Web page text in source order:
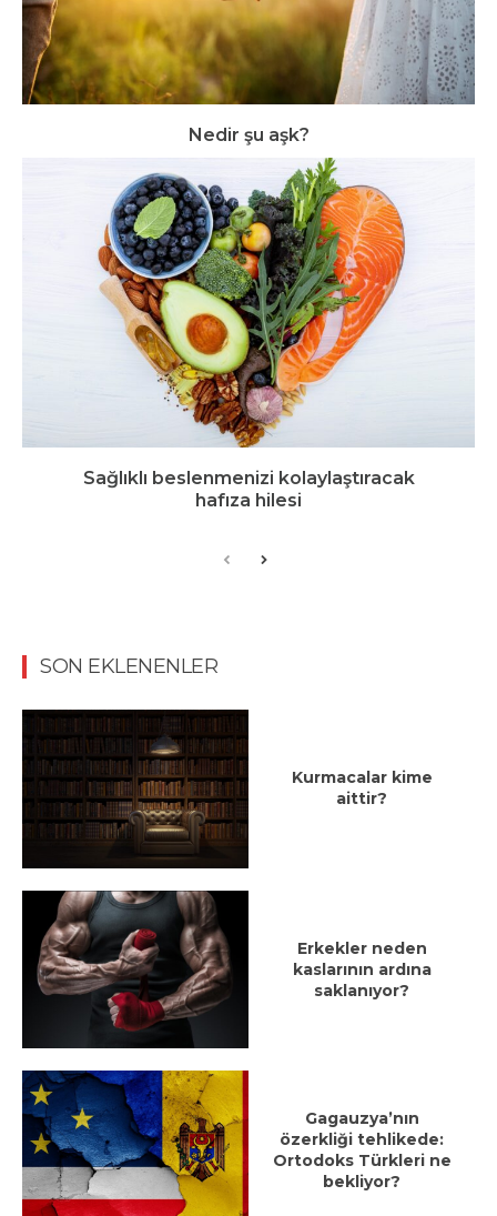
Nedir şu aşk?
Sağlıklı beslenmenizi kolaylaştıracak
hafıza hilesi
SON EKLENENLER
Kurmacalar kime
aittir?
Erkekler neden
kaslarının ardına
saklanıyor?
Gagauzya’nın
özerkliği tehlikede:
Ortodoks Türkleri ne
bekliyor?